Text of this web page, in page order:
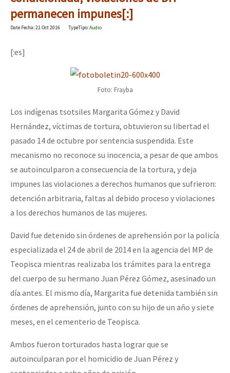
EZLN
AutonomÍa y Resistencia
Presos
Mujeres
ETIQUETAS
MULTIMEDIA
Video
Otras secciones
Semillero Guerra contra la Humanidad. (Las poblaciones y
la naturaleza bajo asedio)
Medios Libres
Dia 1: Encontro “Guerra contra a Humanidade”
[CDMX – 20 julio] Jornadas globales por la libertad de Jesús
“Sonhando a Terra do Bem Virá” se publica no Estado Espanhol
Se o México sabe, que o mundo saiba! Nossas lutas pela
[25 abr – CDMX] Tokín por el CNI: 30 años de Resistencia y
permanecen impunes[:]
DateFecha: 21 Oct 2016 TypeTipo:Audio
[:es]
Foto: Frayba
Los indígenas tsotsiles Margarita Gómez y David
Hernández, víctimas de tortura, obtuvieron su libertad el
pasado 14 de octubre por sentencia suspendida. Este
mecanismo no reconoce su inocencia, a pesar de que ambos
se autoinculparon a consecuencia de la tortura, y deja
impunes las violaciones a derechos humanos que sufrieron:
detención arbitraria, faltas al debido proceso y violaciones
a los derechos humanos de las mujeres.
David fue detenido sin órdenes de aprehensión por la policía
especializada el 24 de abril de 2014 en la agencia del MP de
Teopisca mientras realizaba los trámites para la entrega
del cuerpo de su hermano Juan Pérez Gómez, asesinado un
día antes. El mismo día, Margarita fue detenida también sin
órdenes de aprehensión, junto con su hijo de un año y siete
meses, en el cementerio de Teopisca.
Ambos fueron torturados hasta lograr que se
autoinculparan por el homicidio de Juan Pérez y